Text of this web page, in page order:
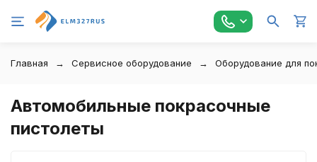
Главная Сервисное оборудование Оборудование для
Автомобильные покрасочные
пистолеты